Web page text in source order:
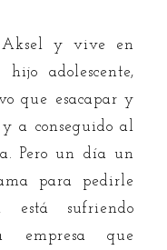
Aksel y vive en
adolescente,
que esacapar y
a conseguido al
Pero un día un
para pedirle
sufriendo
empresa que